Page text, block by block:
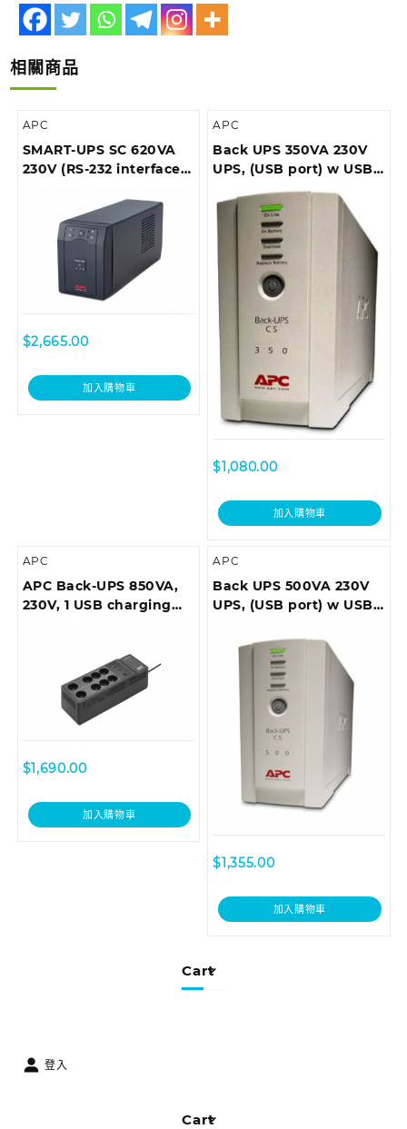
Cart
相關商品
APC
SMART-UPS SC 620VA
230V (RS-232 interface),
$2,665.00
加入購物車
APC
Back UPS 350VA 230V
UPS, (USB port) w USB
$1,080.00
加入購物車
APC
APC Back-UPS 850VA,
230V, 1 USB charging
$1,690.00
加入購物車
APC
Back UPS 500VA 230V
UPS, (USB port) w USB
$1,355.00
加入購物車
登入
Cart